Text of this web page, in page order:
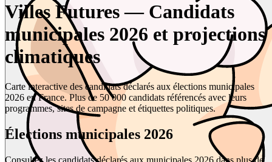
Villes Futures — Candidats
municipales 2026 et projections
climatiques
Carte interactive des candidats déclarés aux élections municipales
2026 en France. Plus de 50 000 candidats référencés avec leurs
programmes, sites de campagne et étiquettes politiques.
Élections municipales 2026
Consultez les candidats déclarés aux municipales 2026 dans plus de